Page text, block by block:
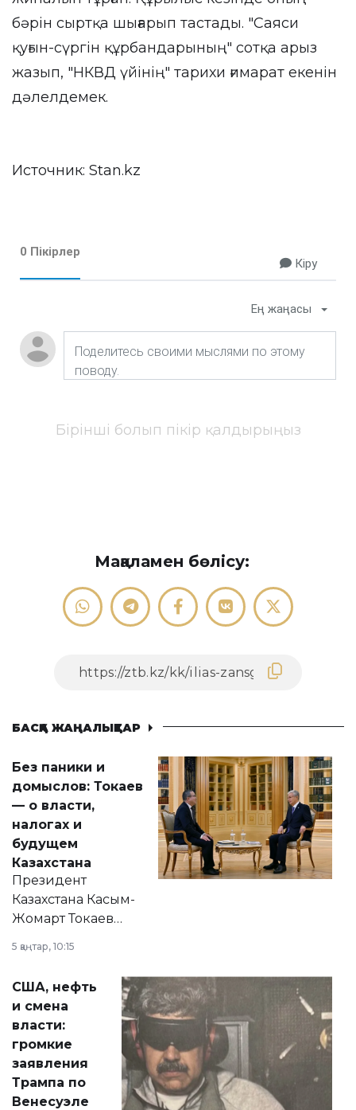
бәрін сыртқа шығарып тастады. "Саяси
қуғын-сүргін құрбандарының" сотқа арыз
жазып, "НКВД үйінің" тарихи ғимарат екенін
дәлелдемек.
Источник: Stan.kz
0 Пікірлер
Кіру
Ең жаңасы
Бірінші болып пікір қалдырыңыз
Мақаламен бөлісу:
БАСҚА ЖАҢАЛЫҚТАР
Без паники и
домыслов: Токаев
— о власти,
налогах и
будущем
Казахстана
Президент
Казахстана Касым-
Жомарт Токаев
сразу несколько
актуальных тем —
от слухов о
политических
реформах до
вопросов армии,
экономики и
личного здоровья.
5 қаңтар, 10:15
США, нефть
и смена
власти:
громкие
заявления
Трампа по
Венесуэле